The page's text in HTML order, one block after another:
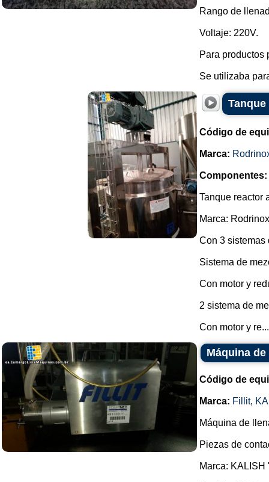
Rango de
Voltaje: 220V.
Para productos
Se utilizaba
Código de
Marca:
Componentes:
Tanque reactor
Marca:
Con 3 sistemas
Sistema de
Con motor y
2 sistema de
Con motor y re...
Máquina
Código de
Marca: Fillit,
Máquina de
Piezas de
Marca: KALISH